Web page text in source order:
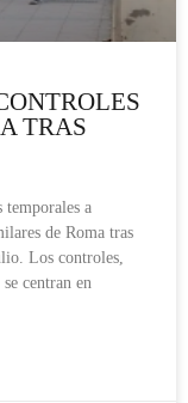
TRAS
temporales a
de Roma tras
Los controles,
centran en